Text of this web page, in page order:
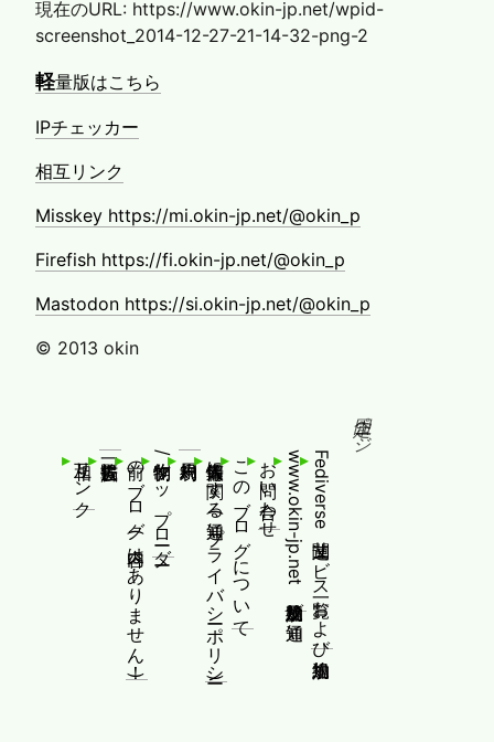
現在のURL: https://www.okin-jp.net/wpid-
screenshot_2014-12-27-21-14-32-png-2
軽量版はこちら
IPチェッカー
相互リンク
Misskey https://mi.okin-jp.net/@okin_p
Firefish https://fi.okin-jp.net/@okin_p
Mastodon https://si.okin-jp.net/@okin_p
© 2013 okin
固定ページ
Fediverse関連サービス一覧および追加規約
www.okin-jp.net 追加規約及び通知
お問い合わせ
このブログについて
個人情報等に関する通知(プライバシーポリシー)
制作物/アップローダー
前のブログ(内容はありません！)
相互リンク